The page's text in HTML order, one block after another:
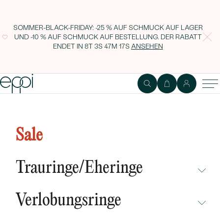
SOMMER-BLACK-FRIDAY: -25 % AUF SCHMUCK AUF LAGER
UND -10 % AUF SCHMUCK AUF BESTELLUNG. DER RABATT
ENDET IN 8T 3S 47M 16S ANSEHEN
Sale
Trauringe/Eheringe
NEUHEITEN
Verlobungsringe
Herzen voller Diamanten Luzien